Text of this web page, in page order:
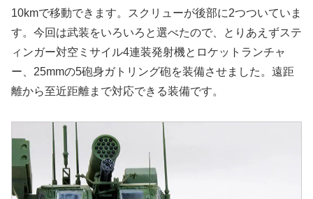
10kmで移動できます。スクリューが後部に2つついていま
す。今回は武装をいろいろと選べたので、とりあえずステ
ィンガー対空ミサイル4連装発射機とロケットランチャ
ー、25mmの5砲身ガトリング砲を装備させました。遠距
離から至近距離まで対応できる装備です。